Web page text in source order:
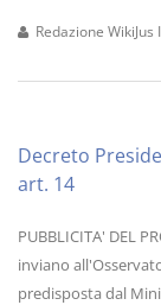
Redazione WikiJus I
Decreto
art. 14
PUBBLICITA' DEL
inviano
predisposta dal